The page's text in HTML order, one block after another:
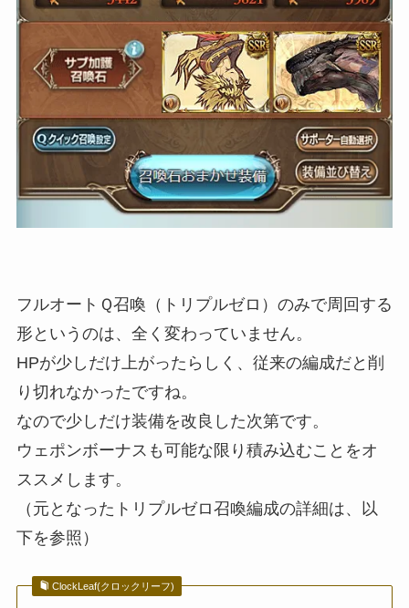
フルオートＱ召喚（トリプルゼロ）のみで周回する
形というのは、全く変わっていません。
HPが少しだけ上がったらしく、従来の編成だと削
り切れなかったですね。
なので少しだけ装備を改良した次第です。
ウェポンボーナスも可能な限り積み込むことをオ
ススメします。
（元となったトリプルゼロ召喚編成の詳細は、以
下を参照）
ClockLeaf(クロックリーフ)